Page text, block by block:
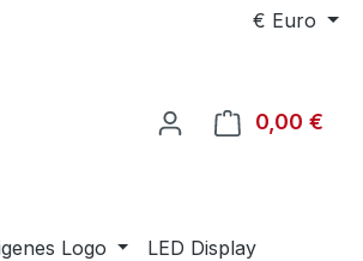
€ Euro
0,00 €
Logo LED Display